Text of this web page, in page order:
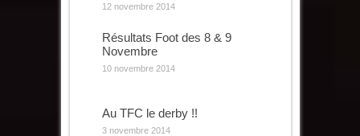
12 novembre 2014
Résultats Foot des 8 & 9
Novembre
10 novembre 2014
Au TFC le derby !!
3 novembre 2014